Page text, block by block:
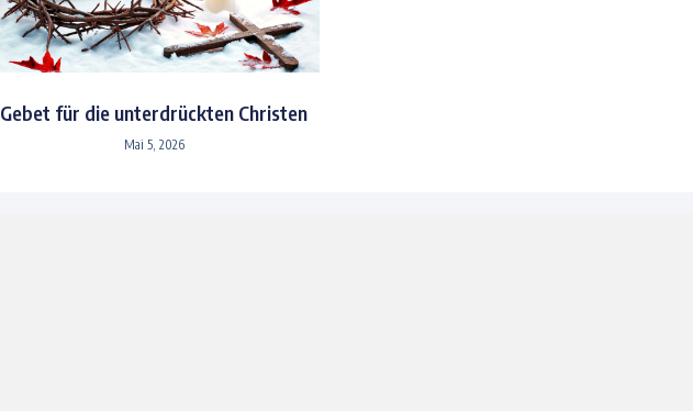
Gebet für die unterdrückten Christen
Mai 5, 2026